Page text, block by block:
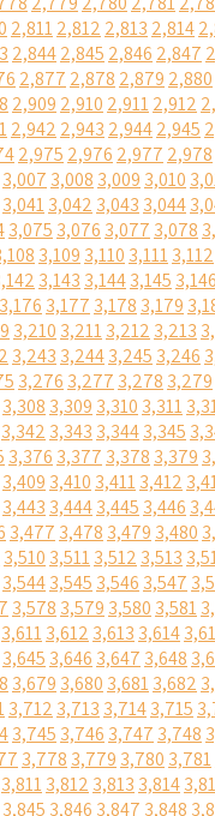
2,8112,812 2,813 2,814
2,8442,845 2,846 2,847
2,877 2,878 2,879 2,880
2,909 2,910 2,9112,912
2,942 2,943 2,9442,945
2,975 2,976 2,977 2,978
3,007 3,008 3,009 3,010
3,0413,042 3,043 3,044
3,075 3,076 3,077 3,078
3,109 3,110 3,1113,112
3,143 3,1443,145 3,146
3,176 3,177 3,178 3,179
3,210 3,2113,212 3,213
3,243 3,2443,245 3,246
3,276 3,277 3,278 3,279
3,308 3,309 3,310 3,311
3,342 3,343 3,3443,345
3,376 3,377 3,378 3,379
3,409 3,410 3,4113,412
3,443 3,4443,445 3,446
3,477 3,478 3,479 3,480
3,510 3,5113,512 3,513
3,5443,545 3,546 3,547
3,578 3,579 3,580 3,581
3,6113,612 3,613 3,614
3,645 3,646 3,647 3,648
3,679 3,680 3,6813,682
3,712 3,713 3,7143,715
3,745 3,746 3,747 3,748
3,778 3,779 3,780 3,781
3,8113,812 3,813 3,814
3,845 3,846 3,847 3,848